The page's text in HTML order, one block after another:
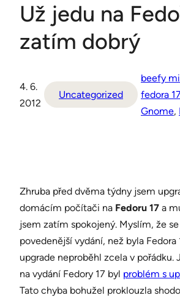
Už jedu na
zatím dobrý
4. 6.
2012
Uncategorized
beefy
fedora
Gnome,
Zhruba před dvěma týdny jsem
domácím počítači na Fedoru 17 a
jsem zatím spokojený. Myslím, že
povedenější vydání, než byla Fedora
upgrade neproběhl zcela v pořádku.
na vydání Fedory 17 byl problém s
Tato chyba bohužel proklouzla